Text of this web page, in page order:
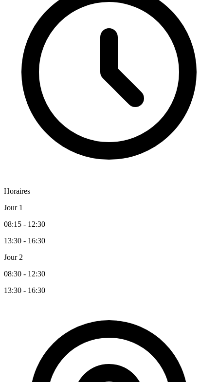
Horaires
Jour 1
08:15 - 12:30
13:30 - 16:30
Jour 2
08:30 - 12:30
13:30 - 16:30